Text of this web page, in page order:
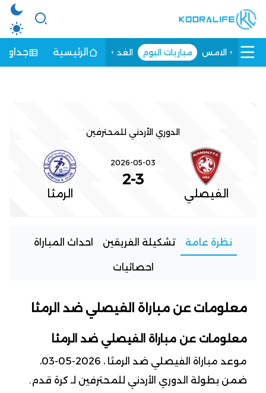
الامس مباريات اليوم الغد الرئيسية جداول
الدوري الأردني للمحترفين
الفيصلي
2026-05-03
3
-
2
الرمثا
نظرة عامة تشكيلة الفريقين احداث المباراة
احصائيات
معلومات عن مباراة الفيصلي ضد الرمثا
معلومات عن مباراة الفيصلي ضد الرمثا
موعد مباراة الفيصلي ضد الرمثا ، 2026-05-03،
ضمن بطولة الدوري الأردني للمحترفين لـ كرة قدم.